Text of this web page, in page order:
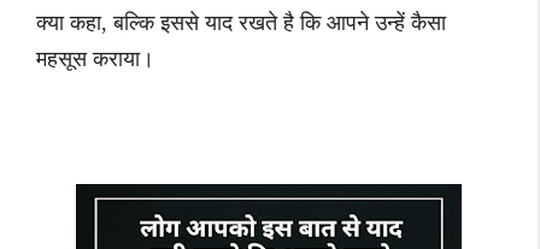
क्या कहा, बल्कि इससे याद रखते है कि आपने उन्हें कैसा
महसूस कराया।